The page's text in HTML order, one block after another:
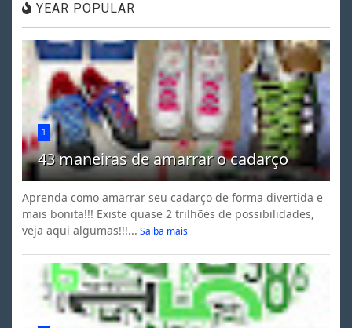
YEAR POPULAR
1
43 maneiras de amarrar o cadarço
Aprenda como amarrar seu cadarço de forma divertida e
mais bonita!!! Existe quase 2 trilhões de possibilidades,
veja aqui algumas!!!... Saiba mais